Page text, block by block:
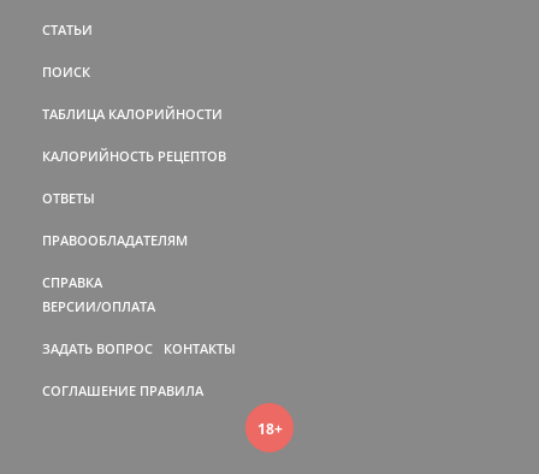
СТАТЬИ
ПОИСК
ТАБЛИЦА КАЛОРИЙНОСТИ
КАЛОРИЙНОСТЬ РЕЦЕПТОВ
ОТВЕТЫ
ПРАВООБЛАДАТЕЛЯМ
СПРАВКА
ВЕРСИИ/ОПЛАТА
ЗАДАТЬ ВОПРОС КОНТАКТЫ
СОГЛАШЕНИЕ ПРАВИЛА
18+